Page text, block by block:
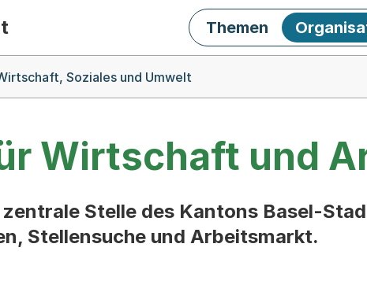
Themen
Soziales und Umwelt
Wirtschaft und
Stelle des Kantons Basel-
Stellensuche und Arbeitsmarkt.